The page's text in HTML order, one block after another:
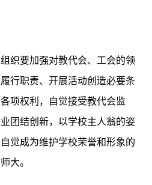
织要加强对教代会、工会的领
行职责、开展活动创造必要条
项权利，自觉接受教代会监
团结创新，以学校主人翁的姿
觉成为维护学校荣誉和形象的
大。